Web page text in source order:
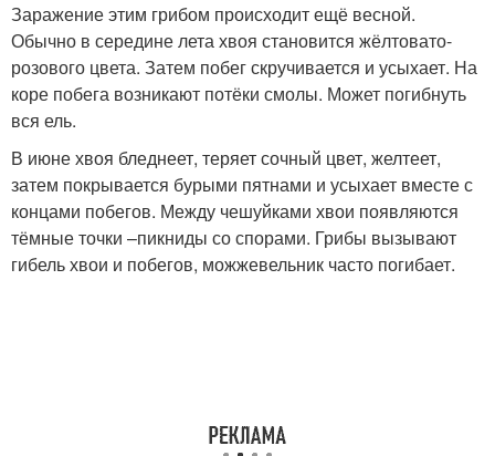
Заражение этим грибом происходит ещё весной.
Обычно в середине лета хвоя становится жёлтовато-
розового цвета. Затем побег скручивается и усыхает. На
коре побега возникают потёки смолы. Может погибнуть
вся ель.
В июне хвоя бледнеет, теряет сочный цвет, желтеет,
затем покрывается бурыми пятнами и усыхает вместе с
концами побегов. Между чешуйками хвои появляются
тёмные точки –пикниды со спорами. Грибы вызывают
гибель хвои и побегов, можжевельник часто погибает.